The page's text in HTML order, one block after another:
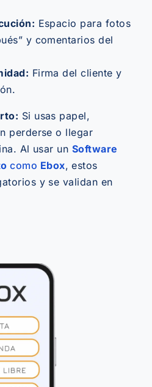
Espacio para fotos
y comentarios del
Firma del cliente y
Si usas papel,
perderse o llegar
Al usar un Software
como Ebox, estos
y se validan en